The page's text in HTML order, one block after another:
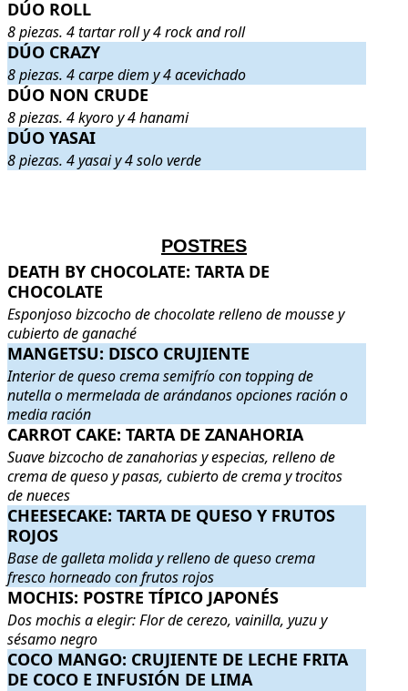
DÚO ROLL . 8 piezas. 4 tartar roll y 4 rock and roll
DÚO ROLL
8 piezas. 4 tartar roll y 4 rock and roll
DÚO CRAZY . 8 piezas. 4 carpe diem y 4 acevichado
DÚO CRAZY
8 piezas. 4 carpe diem y 4 acevichado
DÚO NON CRUDE . 8 piezas. 4 kyoro y 4 hanami
DÚO NON CRUDE
8 piezas. 4 kyoro y 4 hanami
DÚO YASAI . 8 piezas. 4 yasai y 4 solo verde
DÚO YASAI
8 piezas. 4 yasai y 4 solo verde
POSTRES
DEATH BY CHOCOLATE: TARTA DE CHOCOLATE
DEATH BY CHOCOLATE: TARTA DE
CHOCOLATE
Esponjoso bizcocho de chocolate relleno de mousse y
cubierto de ganaché
MANGETSU: DISCO CRUJIENTE . Interior de queso crema
MANGETSU: DISCO CRUJIENTE
Interior de queso crema semifrío con topping de
nutella o mermelada de arándanos opciones ración o
media ración
CARROT CAKE: TARTA DE ZANAHORIA . Suave bizcocho de
CARROT CAKE: TARTA DE ZANAHORIA
Suave bizcocho de zanahorias y especias, relleno de
crema de queso y pasas, cubierto de crema y trocitos
de nueces
CHEESECAKE: TARTA DE QUESO Y FRUTOS ROJOS
CHEESECAKE: TARTA DE QUESO Y FRUTOS
ROJOS
Base de galleta molida y relleno de queso crema
fresco horneado con frutos rojos
MOCHIS: POSTRE TÍPICO JAPONÉS . Dos mochis a elegir: Flor
MOCHIS: POSTRE TÍPICO JAPONÉS
Dos mochis a elegir: Flor de cerezo, vainilla, yuzu y
sésamo negro
COCO MANGO: CRUJIENTE DE LECHE FRITA DE COCO E
COCO MANGO: CRUJIENTE DE LECHE FRITA
DE COCO E INFUSIÓN DE LIMA